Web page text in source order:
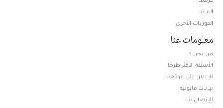
ألمانيا
الدوريات الأخرى
معلومات عنا
من نحن ؟
الأسئلة الأكثر طرحا
للإعلان على موقعنا
بيانات قانونية
للإتصال بنا